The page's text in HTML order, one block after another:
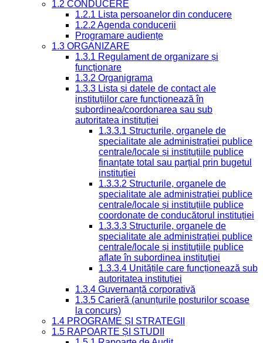
1.2 CONDUCERE
1.2.1 Lista persoanelor din conducere
1.2.2 Agenda conducerii
Programare audiențe
1.3 ORGANIZARE
1.3.1 Regulament de organizare și
funcționare
1.3.2 Organigrama
1.3.3 Lista și datele de contact ale
instituțiilor care funcționează în
subordinea/coordonarea sau sub
autoritatea instituției
1.3.3.1 Structurile, organele de
specialitate ale administrației publice
centrale/locale și instituțiile publice
finanțate total sau parțial prin bugetul
instituției
1.3.3.2 Structurile, organele de
specialitate ale administrației publice
centrale/locale și instituțiile publice
coordonate de conducătorul instituției
1.3.3.3 Structurile, organele de
specialitate ale administrației publice
centrale/locale și instituțiile publice
aflate în subordinea instituției
1.3.3.4 Unitățile care funcționează sub
autoritatea instituției
1.3.4 Guvernanță corporativă
1.3.5 Carieră (anunțurile posturilor scoase
la concurs)
1.4 PROGRAME ȘI STRATEGII
1.5 RAPOARTE ȘI STUDII